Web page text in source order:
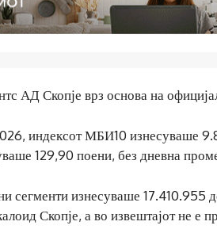
АД Скопје врз основа на
индексот МБИ10 изнесуваше
129,90 поени, без дневна
сегменти изнесуваше 17.410.955
Скопје, а во извештајот не е